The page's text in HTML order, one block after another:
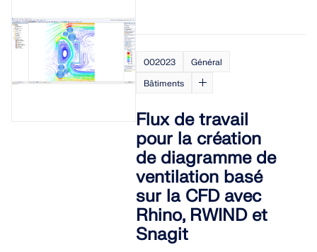
002023
Général
Bâtiments
Flux de travail
pour la création
de diagramme de
ventilation basé
sur la CFD avec
Rhino, RWIND et
Snagit